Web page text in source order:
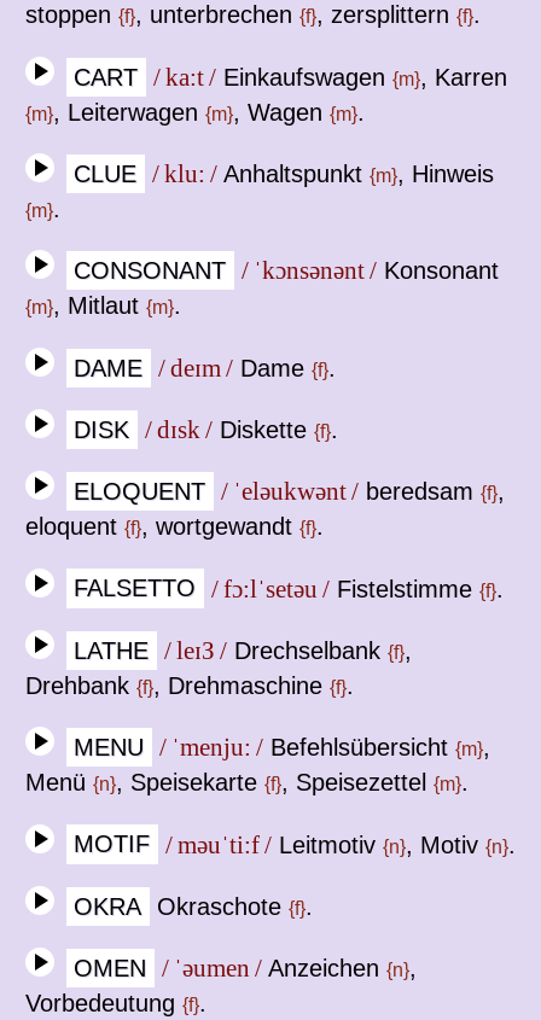
stoppen {f}, unterbrechen {f}, zersplittern {f}.
CART / ka:t / Einkaufswagen {m}, Karren
{m}, Leiterwagen {m}, Wagen {m}.
CLUE / klu: / Anhaltspunkt {m}, Hinweis
{m}.
CONSONANT / ˈkɔnsənənt / Konsonant
{m}, Mitlaut {m}.
DAME / deɪm / Dame {f}.
DISK / dɪsk / Diskette {f}.
ELOQUENT / ˈeləukwənt / beredsam {f},
eloquent {f}, wortgewandt {f}.
FALSETTO / fɔ:lˈsetəu / Fistelstimme {f}.
LATHE / leɪЗ / Drechselbank {f},
Drehbank {f}, Drehmaschine {f}.
MENU / ˈmenju: / Befehlsübersicht {m},
Menü {n}, Speisekarte {f}, Speisezettel {m}.
MOTIF / məuˈti:f / Leitmotiv {n}, Motiv {n}.
OKRA Okraschote {f}.
OMEN / ˈəumen / Anzeichen {n},
Vorbedeutung {f}.